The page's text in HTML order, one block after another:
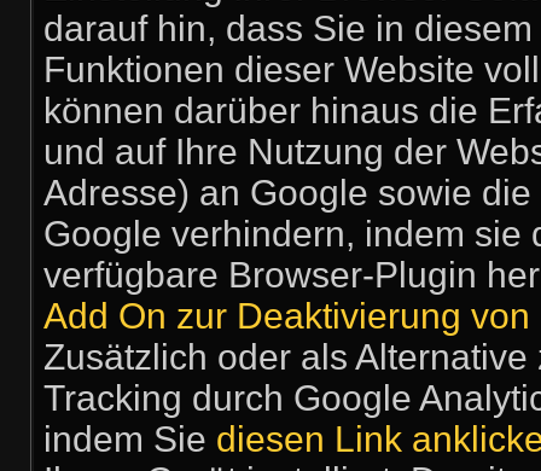
darauf hin, dass Sie in
Funktionen dieser Website
können darüber hinaus die
und auf Ihre Nutzung der
Adresse) an Google sowie
Google verhindern, indem sie
verfügbare Browser-Plugin
Add On zur Deaktivierung
Zusätzlich oder als
Tracking durch Google
indem Sie diesen Link